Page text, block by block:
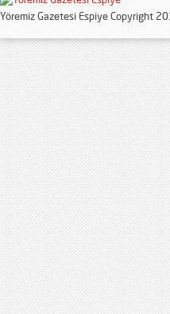
Yöremiz Gazetesi Espiye Copyright